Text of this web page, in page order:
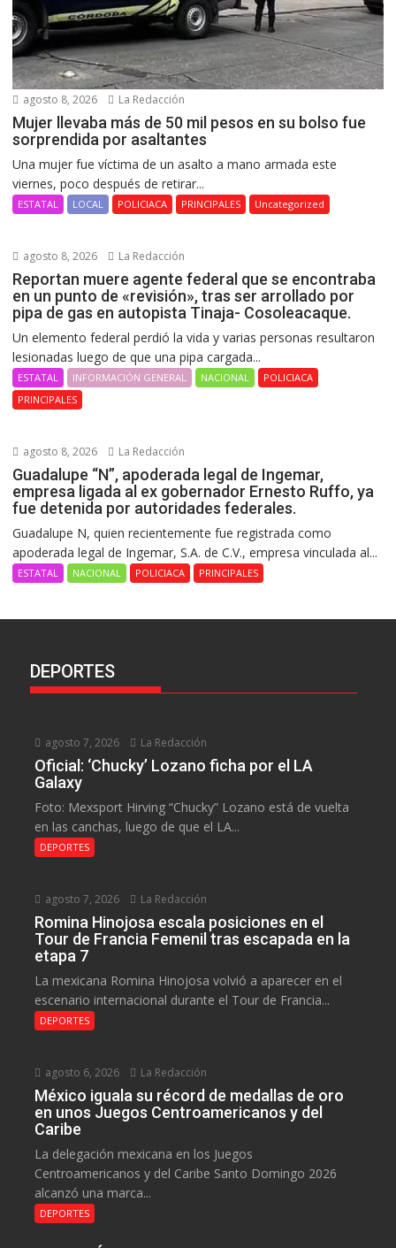
agosto 8, 2026 La Redacción
Mujer llevaba más de 50 mil pesos en su bolso fue
sorprendida por asaltantes
Una mujer fue víctima de un asalto a mano armada este
viernes, poco después de retirar...
ESTATAL LOCAL POLICIACA PRINCIPALES Uncategorized
agosto 8, 2026 La Redacción
Reportan muere agente federal que se encontraba
en un punto de «revisión», tras ser arrollado por
pipa de gas en autopista Tinaja- Cosoleacaque.
Un elemento federal perdió la vida y varias personas resultaron
lesionadas luego de que una pipa cargada...
ESTATAL INFORMACIÓN GENERAL NACIONAL
POLICIACA
PRINCIPALES
agosto 8, 2026 La Redacción
Guadalupe “N”, apoderada legal de Ingemar,
empresa ligada al ex gobernador Ernesto Ruffo, ya
fue detenida por autoridades federales.
Guadalupe N, quien recientemente fue registrada como
apoderada legal de Ingemar, S.A. de C.V., empresa vinculada al...
ESTATAL NACIONAL POLICIACA PRINCIPALES
DEPORTES
agosto 7, 2026 La Redacción
Oficial: ‘Chucky’ Lozano ficha por el LA
Galaxy
Foto: Mexsport Hirving “Chucky” Lozano está de vuelta
en las canchas, luego de que el LA...
DEPORTES
agosto 7, 2026 La Redacción
Romina Hinojosa escala posiciones en el
Tour de Francia Femenil tras escapada en la
etapa 7
La mexicana Romina Hinojosa volvió a aparecer en el
escenario internacional durante el Tour de Francia...
DEPORTES
agosto 6, 2026 La Redacción
México iguala su récord de medallas de oro
en unos Juegos Centroamericanos y del
Caribe
La delegación mexicana en los Juegos
Centroamericanos y del Caribe Santo Domingo 2026
alcanzó una marca...
DEPORTES